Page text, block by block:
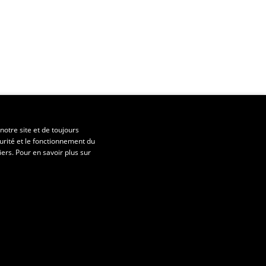
site et de toujours
et le fonctionnement du
Pour en savoir plus sur